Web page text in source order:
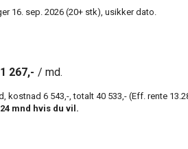
16. sep. 2026 (20+ stk), usikker dato.
1 267,- / md.
kostnad 6 543,- , totalt 40 533,- (Eff. rente
24 mnd hvis du vil.